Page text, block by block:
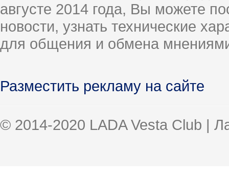
августе 2014 года, Вы можете
новости, узнать технические
для общения и обмена
Разместить рекламу на сайте
© 2014-2020 LADA Vesta Club |